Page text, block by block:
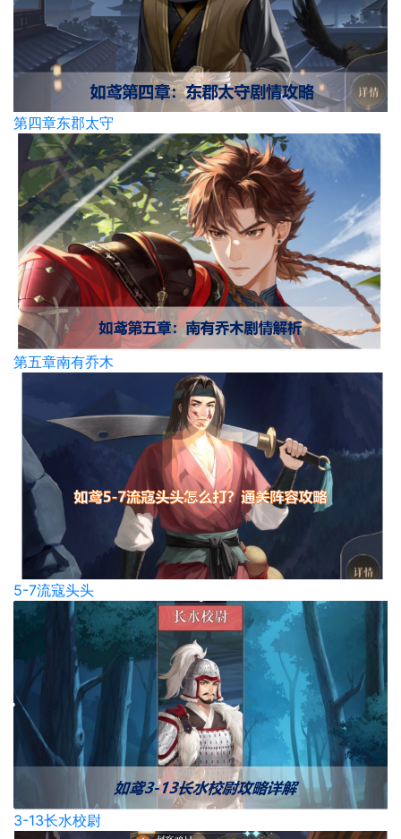
第四章东郡太守
第五章南有乔木
5-7流寇头头
3-13长水校尉